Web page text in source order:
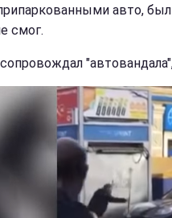
авто,
смог.